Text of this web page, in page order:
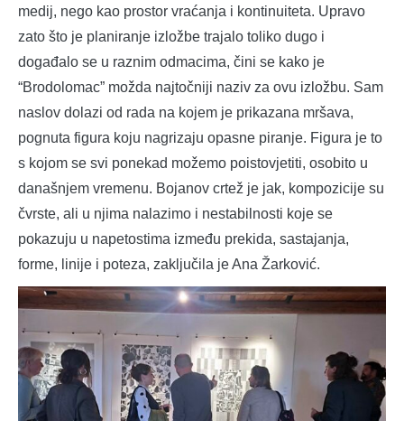
medij, nego kao prostor vraćanja i kontinuiteta. Upravo
zato što je planiranje izložbe trajalo toliko dugo i
događalo se u raznim odmacima, čini se kako je
“Brodolomac” možda najtočniji naziv za ovu izložbu. Sam
naslov dolazi od rada na kojem je prikazana mršava,
pognuta figura koju nagrizaju opasne piranje. Figura je to
s kojom se svi ponekad možemo poistovjetiti, osobito u
današnjem vremenu. Bojanov crtež je jak, kompozicije su
čvrste, ali u njima nalazimo i nestabilnosti koje se
pokazuju u napetostima između prekida, sastajanja,
forme, linije i poteza, zaključila je Ana Žarković.